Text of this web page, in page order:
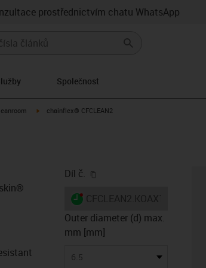
prostřednictvím chatu WhatsApp
Společnost
igus-icon-arrow-right
chainflex® CFCLEAN2
Díl č.
igus-icon-lieferzeit-dot
Outer diameter (d) max.
mm [mm]
6.5